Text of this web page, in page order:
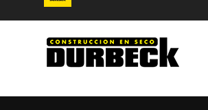
VENTA DE MATERIALES
REVESTIMIENTOS Y PINTURA